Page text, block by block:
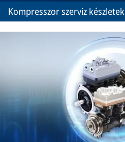
Kompresszor szerviz készletek